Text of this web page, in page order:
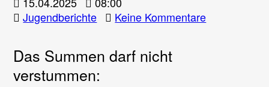
Jugendberichte
Keine Kommentarezu
Das Summen darf nicht
verstummen: